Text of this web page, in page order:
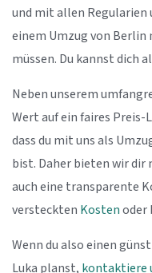
und mit allen Regularien
einem Umzug von Berlin
müssen. Du kannst dich
Neben unserem
Wert auf ein faires
dass du mit uns als
bist. Daher bieten wir dir
auch eine transparente
versteckten Kostenoder
Wenn du also einen
Luka planst, kontaktiere